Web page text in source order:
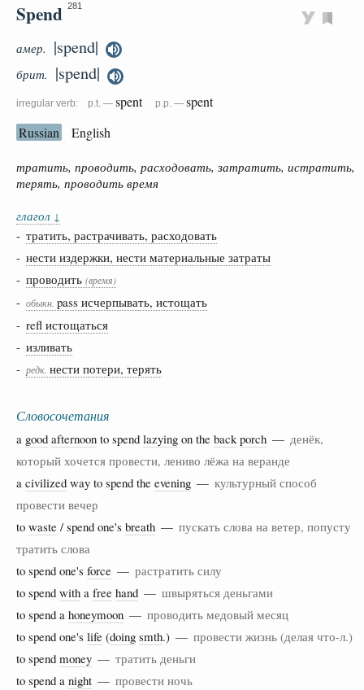
Spend 281
амер. |spend|
брит. |spend|
irregular verb: p.t. — spent p.p. — spent
Russian
English
тратить, проводить, расходовать, затратить, истратить,
терять, проводить время
глагол ↓
- тратить, растрачивать, расходовать
- нести издержки, нести материальные затраты
- проводить (время)
- обыкн. pass исчерпывать, истощать
- refl истощаться
- изливать
- редк. нести потери, терять
Словосочетания
a good afternoon to spend lazying on the back porch — денёк,
который хочется провести, лениво лёжа на веранде
a civilized way to spend the evening — культурный способ
провести вечер
to waste / spend one's breath — пускать слова на ветер, попусту
тратить слова
to spend one's force — растратить силу
to spend with a free hand — швыряться деньгами
to spend a honeymoon — проводить медовый месяц
to spend one's life (doing smth.) — провести жизнь (делая что-л.)
to spend money — тратить деньги
to spend a night — провести ночь